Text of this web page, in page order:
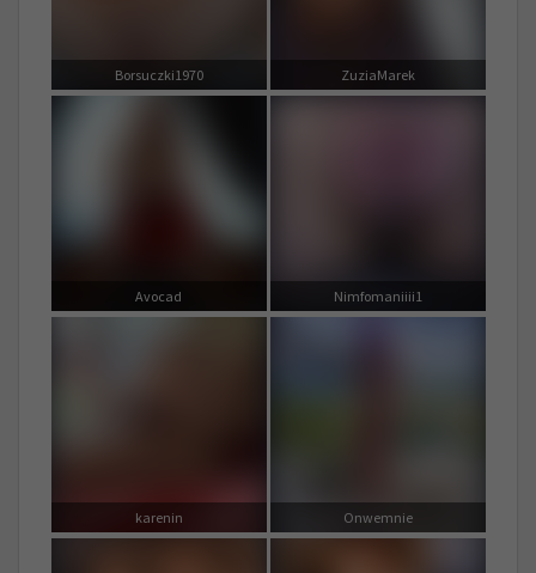
Borsuczki1970 ZuziaMarek
Avocad Nimfomaniiii1
karenin Onwemnie